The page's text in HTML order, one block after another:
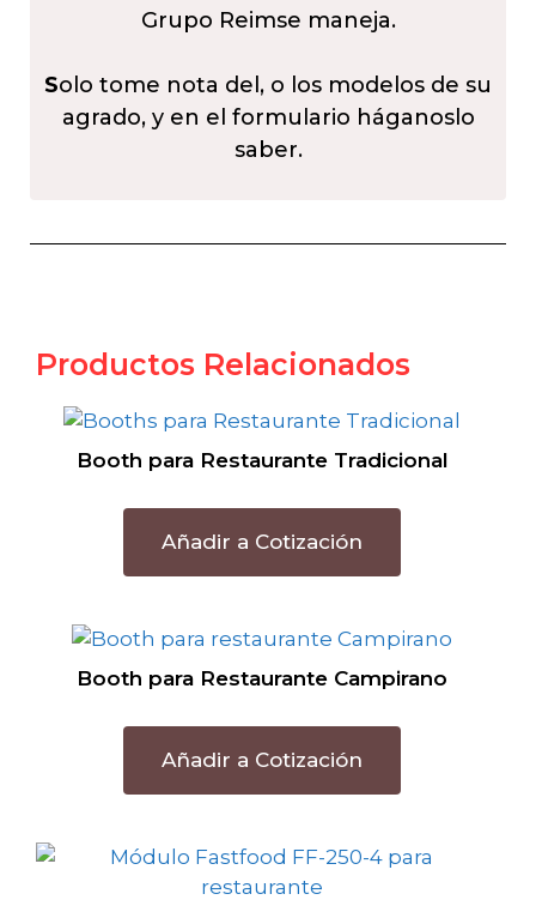
Grupo Reimse maneja.
Solo tome nota del, o los modelos de su
agrado, y en el formulario háganoslo
saber.
Productos Relacionados
Booth para Restaurante Tradicional
Añadir a Cotización
Booth para Restaurante Campirano
Añadir a Cotización